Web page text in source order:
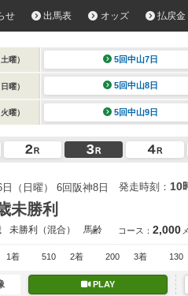
せ 出馬表 オッズ 払戻金
土曜） 5回中山7日
日曜） 5回中山8日
火曜） 5回中山9日
（日曜） 6回阪神8日 発走時刻： 10
未勝利
未勝利 （混合） 馬齢 コース： 2,000
1着 510 2着 200 3着 130
PLAY